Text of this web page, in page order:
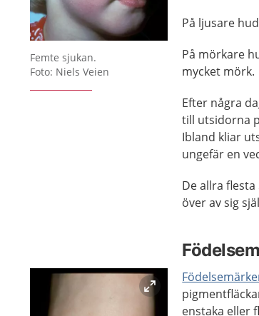
Förstora bilden
Femte sjukan.
Foto: Niels Veien
På ljusare
På mörkare
mycket mörk.
Efter några
till utsidorna
Ibland kliar
ungefär en
De allra
över av sig
enstaka eller